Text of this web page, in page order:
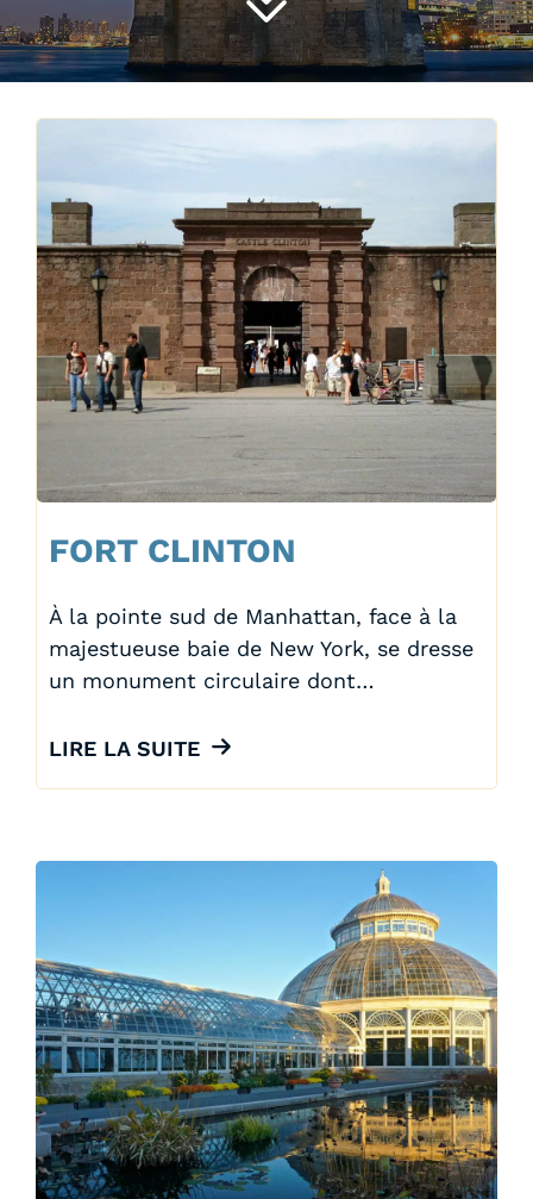
FORT CLINTON
À la pointe sud de Manhattan, face à la
majestueuse baie de New York, se dresse
un monument circulaire dont…
LIRE LA SUITE